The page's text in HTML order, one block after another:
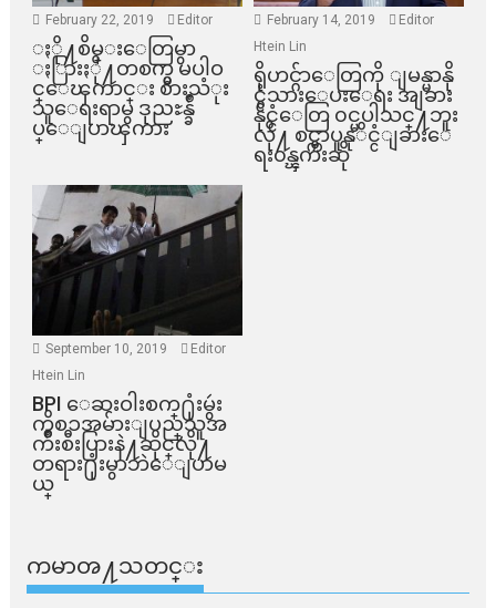
February 22, 2019 Editor
ႏို႔စိမ္းေတြမွာ
ႏြားႏို႔တစက္မွ မပါဝ
င္ေၾကာင္း စားသံုး
သူေရးရာမွ ဒုညႊန္ခ်ဳ
ပ္ေျပာၾကား
February 14, 2019
Editor
Htein Lin
ရိုဟင္ဂ်ာေတြကို ျမန္မာနို
င္ငံသားေပးေရး အျခား
နိုင္ငံေတြ ၀င္မပါသင္႔ဘူး
လို႔ စင္ကာပူနုိင္ငံျခားေ
ရး၀န္ၾကီးဆို
September 10, 2019
Editor
Htein Lin
BPI ​ေဆးဝါးစက္​႐ုံးမွဴး
ကိစၥအမ်ားျပည္​သူအ
က်ိဳးစီးပြားနဲ႔ဆိုင္​လို႔
တရား႐ုံးမွာဘဲေျပာမ
ယ္​
ကမာၻ႔သတင္း